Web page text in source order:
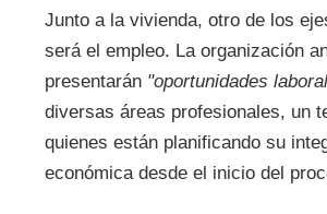
Junto a la vivienda, otro de los
será el empleo. La organización
presentarán "oportunidades
diversas áreas profesionales, un
quienes están planificando su
económica desde el inicio del